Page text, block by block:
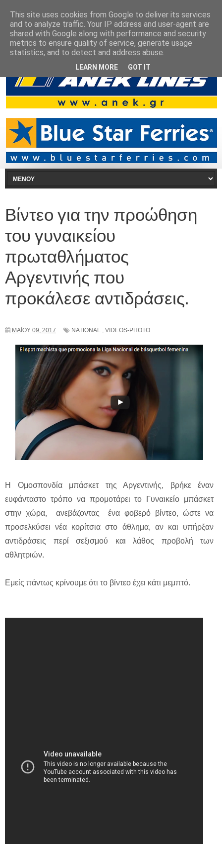
Βίντεο για την προώθηση
του γυναικείου
πρωταθλήματος
Αργεντινής που
προκάλεσε αντιδράσεις.
ΜΑΪ́ΟΥ 09, 2017 NATIONAL , VIDEOS-PHOTO
Η Ομοσπονδία μπάσκετ της Αργεντινής, βρήκε έναν
ευφάνταστο τρόπο να προμοτάρει το Γυναικείο μπάσκετ
στην χώρα, ανεβάζοντας ένα φοβερό βίντεο, ώστε να
προσελκύσει νέα κορίτσια στο άθλημα, αν και υπήρξαν
αντιδράσεις περί σεξισμού και λάθος προβολή των
αθλητριών.
Εμείς πάντως κρίνουμε ότι το βίντεο έχει κάτι μεμπτό.
This site uses cookies from Google to deliver its services
and to analyze traffic. Your IP address and user-agent are
shared with Google along with performance and security
metrics to ensure quality of service, generate usage
statistics, and to detect and address abuse.
LEARN MORE GOT IT